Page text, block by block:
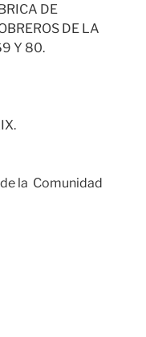
DE
DE LA
Y 80.
la Comunidad